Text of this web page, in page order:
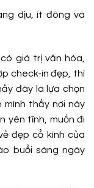
dịu, ít đông và
giá trị văn hóa,
check-in đẹp, thì
đây là lựa chọn
mình thấy nơi này
yên tĩnh, muốn đi
đẹp cổ kính của
buổi sáng ngày